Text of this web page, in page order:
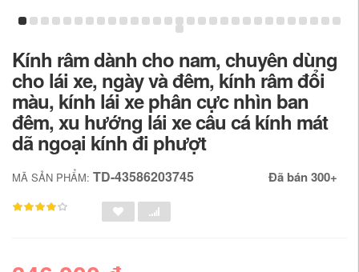
Kính râm dành cho nam, chuyên dùng
cho lái xe, ngày và đêm, kính râm đổi
màu, kính lái xe phân cực nhìn ban
đêm, xu hướng lái xe câu cá kính mát
dã ngoại kính đi phượt
MÃ SẢN PHẨM: TD-43586203745 Đã bán 300+